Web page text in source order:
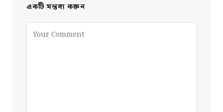
একটি মন্তব্য করুন